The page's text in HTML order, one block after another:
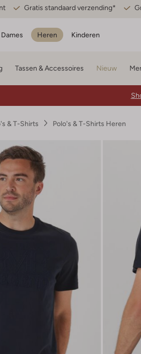
Gratis standaard verzending*
Dames Heren Kinderen
Tassen & Accessoires Nieuw
& T-Shirts Polo's & T-Shirts Heren